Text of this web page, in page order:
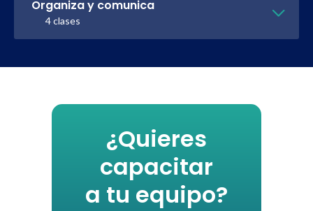
Organiza y comunica
4 clases
¿Quieres
capacitar
a tu equipo?